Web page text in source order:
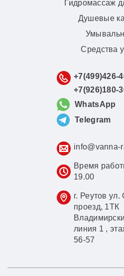
Гидромассаж
Душевые
Средства
+7(499)426-
+7(926)180-
WhatsApp
Telegram
info@vanna-
Время
19.00
г. Реутов
проезд, 1ТК
линия 1 ,
56-57